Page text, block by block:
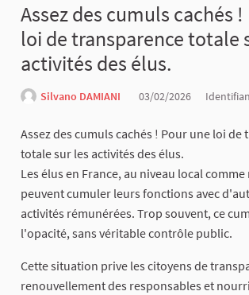
Assez des cumuls cachés
loi de transparence totale
activités des élus.
Silvano DAMIANI 03/02/2026
Assez des cumuls cachés ! Pour une loi de
totale sur les activités des élus.
Les élus en France, au niveau local
peuvent cumuler leurs fonctions avec
activités rémunérées. Trop souvent, ce
l'opacité, sans véritable contrôle public.
Cette situation prive les citoyens de
renouvellement des responsables et